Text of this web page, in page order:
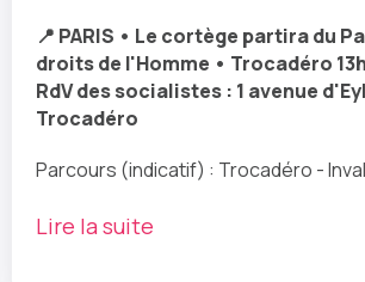
📍 PARIS • Le cortège partira du
droits de l'Homme • Trocadéro
RdV des socialistes : 1 avenue
Trocadéro
Parcours (indicatif) : Trocadéro -
Lire la suite